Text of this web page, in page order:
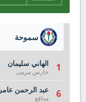
سموحة
1 الهاني سليمان
حارس مرمى
6 عبد الرحمن عامر
مدافع